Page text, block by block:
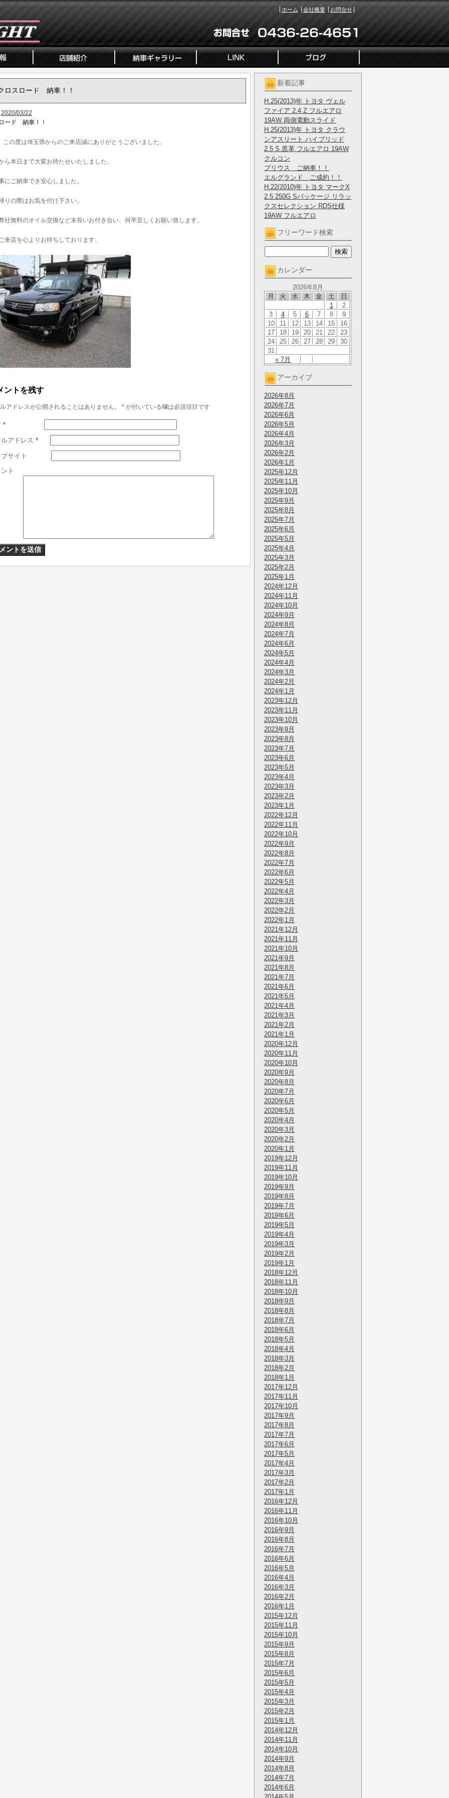
ホーム 会社概要 お問合せ
新着記事
H.25(2013)年 トヨタ ヴェル
ファイア 2.4 Z フルエアロ
19AW 両側電動スライド
H.25(2013)年 トヨタ クラウ
ンアスリート ハイブリッド
2.5 S 黒革 フルエアロ 19AW
クルコン
プリウス ご納車！！
エルグランド ご成約！！
H.22(2010)年 トヨタ マークX
2.5 250G Sパッケージ リラッ
クスセレクション RDS仕様
19AW フルエアロ
フリーワード検索
カレンダー
2026年8月
月
火 水 木 金 土 日
« 7月
1
2
3
4 5 6 7 8
9
10
11 12 13 14 15
16
17
18 19 20 21 22
23
24
25 26 27 28 29
30
31
アーカイブ
2026年8月
2026年7月
2026年6月
2026年5月
2026年4月
2026年3月
2026年2月
2026年1月
2025年12月
2025年11月
2025年10月
2025年9月
2025年8月
2025年7月
2025年6月
2025年5月
2025年4月
2025年3月
2025年2月
2025年1月
2024年12月
2024年11月
2024年10月
2024年9月
2024年8月
2024年7月
2024年6月
2024年5月
2024年4月
2024年3月
2024年2月
2024年1月
2023年12月
2023年11月
2023年10月
2023年9月
2023年8月
2023年7月
2023年6月
2023年5月
2023年4月
2023年3月
2023年2月
2023年1月
2022年12月
2022年11月
2022年10月
2022年9月
2022年8月
2022年7月
2022年6月
2022年5月
2022年4月
2022年3月
2022年2月
2022年1月
2021年12月
2021年11月
2021年10月
2021年9月
2021年8月
2021年7月
2021年6月
2021年5月
2021年4月
2021年3月
2021年2月
2021年1月
2020年12月
2020年11月
2020年10月
2020年9月
2020年8月
2020年7月
2020年6月
2020年5月
2020年4月
2020年3月
2020年2月
2020年1月
2019年12月
2019年11月
2019年10月
2019年9月
2019年8月
2019年7月
2019年6月
2019年5月
2019年4月
2019年3月
2019年2月
2019年1月
2018年12月
2018年11月
2018年10月
2018年9月
2018年8月
2018年7月
2018年6月
2018年5月
2018年4月
2018年3月
2018年2月
2018年1月
2017年12月
2017年11月
2017年10月
2017年9月
2017年8月
2017年7月
2017年6月
2017年5月
2017年4月
2017年3月
2017年2月
2017年1月
2016年12月
2016年11月
2016年10月
2016年9月
2016年8月
2016年7月
2016年6月
2016年5月
2016年4月
2016年3月
2016年2月
2016年1月
2015年12月
2015年11月
2015年10月
2015年9月
2015年8月
2015年7月
2015年6月
2015年5月
2015年4月
2015年3月
2015年2月
2015年1月
2014年12月
2014年11月
2014年10月
2014年9月
2014年8月
2014年7月
2014年6月
ロスロード 納車！！
2020/03/22
ード 納車！！
この度は埼玉県からのご来店誠にありがとうございました。
ら本日まで大変お待たせいたしました。
にご納車でき安心しました。
りの際はお気を付け下さい。
社無料のオイル交換など末長いお付き合い、何卒宜しくお願い致します。
来店を心よりお待ちしております。
ントを残す
アドレスが公開されることはありません。 *が付いている欄は必須項目です
*
アドレス *
サイト
ト